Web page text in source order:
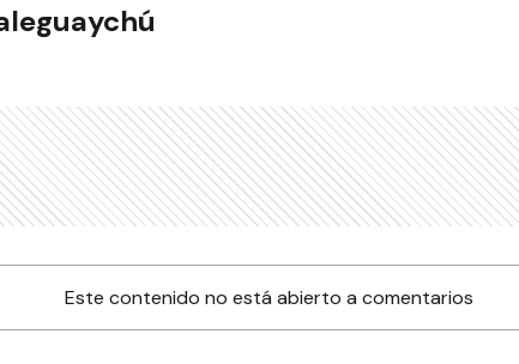
Este contenido no está abierto a comentarios